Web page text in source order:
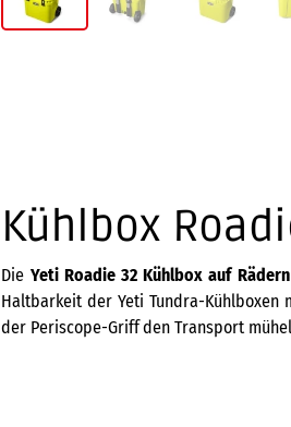
Kühlbox
DieYeti Roadie 32 Kühlbox auf Rädern
Haltbarkeit der Yeti Tundra-
der Periscope-Griffden Transport